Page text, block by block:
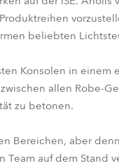
beliebten
Konsolen in einem
allen Robe-
zu betonen.
Bereichen, aber
auf dem Stand